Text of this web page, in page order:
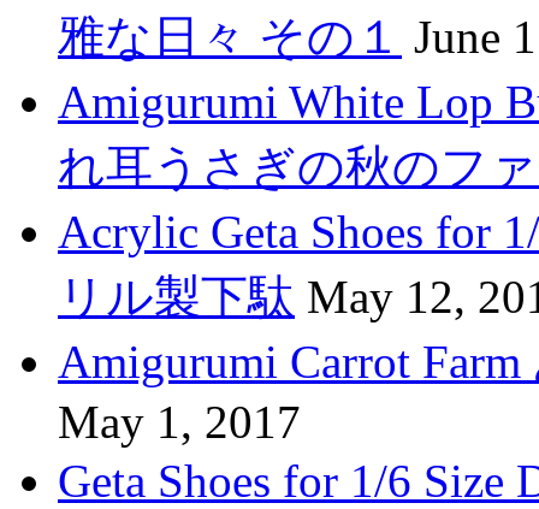
雅な日々 その１ June
Amigurumi White Lop
れ耳うさぎの秋のフ
Acrylic Geta Shoes for
リル製下駄 May 12,
Amigurumi Carrot
May 1, 2017
Geta Shoes for 1/6